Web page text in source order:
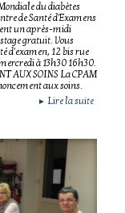
du diabètes
de Santé d'Examens
un après-midi
gratuit. Vous
d'examen, 12 bis rue
à 13h30 16h30.
AUX SOINS La CPAM
aux soins.
► Lire la suite